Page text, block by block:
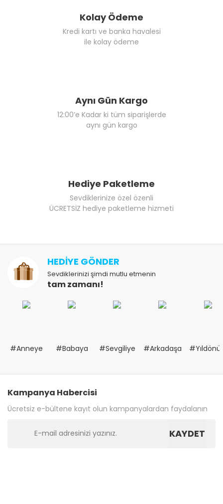
Kolay Ödeme
Kredi kartı ve banka havalesi
ile kolay ödeme
Aynı Gün Kargo
12:00’e Kadar ki tüm siparişlerde
aynı gün kargo
Hediye Paketleme
Sevdiklerinize özel özenli
ÜCRETSİZ hediye paketleme hizmeti
HEDİYE GÖNDER
Sevdiklerinizi şimdi mutlu etmenin
tam zamanı!
#Anneye #Babaya #Sevgiliye #Arkadaşa
Kampanya Habercisi
Ücretsiz e-bültene kayıt olun kampanyalardan faydalanın
KAYDET